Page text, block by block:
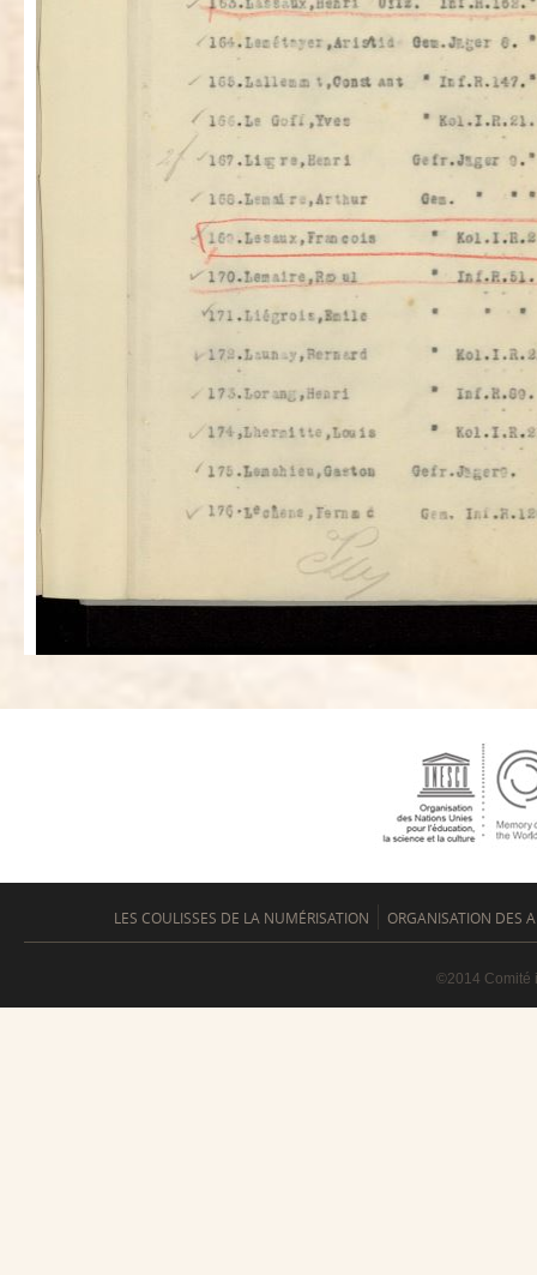
LES COULISSES DE LA NUMÉRISATION ORGANISATION DES
©2014 Comité